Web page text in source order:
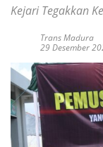
Kejari Tegakkan
Trans Madura
29 Desember